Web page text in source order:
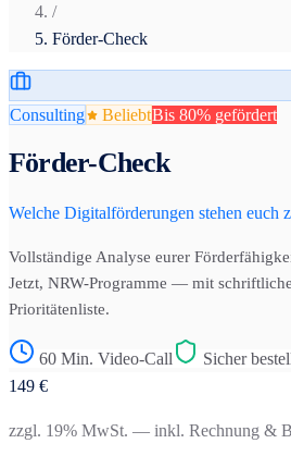
/
Förder-Check
Consulting BeliebtBis 80% gefördert
Förder-Check
Welche Digitalförderungen stehen euch
Vollständige Analyse eurer
Jetzt, NRW-Programme — mit
Prioritätenliste.
60 Min. Video-Call Sicher
149 €
zzgl. 19% MwSt. — inkl. Rechnung &